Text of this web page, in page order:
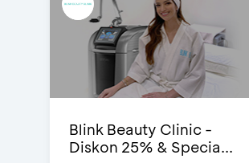
Blink Beauty Clinic -
Diskon 25% & Specia...